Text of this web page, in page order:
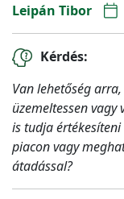
Leipán Tibor
Kérdés:
Van lehetőség
üzemeltessen
is tudja
piacon vagy
átadással?